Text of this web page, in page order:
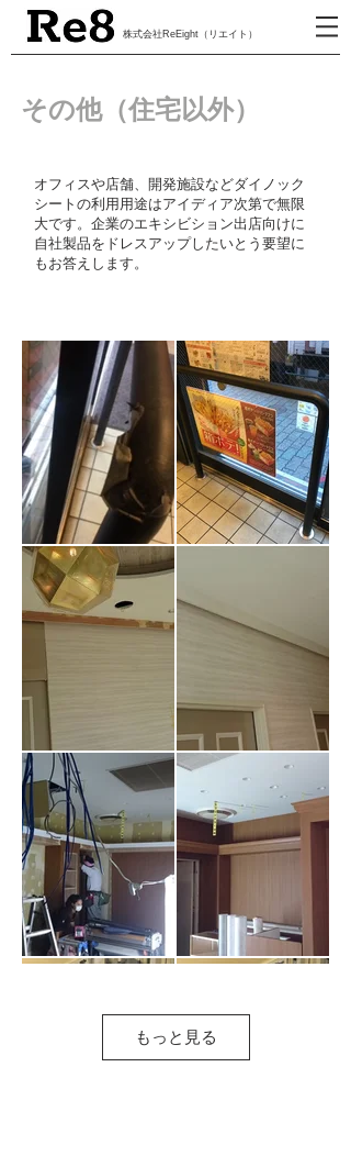
​株式会社ReEight（リエイト）
その他（住宅以外）
オフィスや店舗、開発施設などダイノック
シートの利用用途はアイディア次第で無限
大です。企業のエキシビション出店向けに
自社製品をドレスアップしたいとう要望に
もお答えします。
もっと見る